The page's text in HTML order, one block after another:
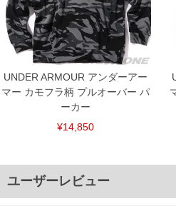
UNDER ARMOUR アンダーアー
マー カモフラ柄 プルオーバー パ
ーカー
¥14,850
ユーザーレビュー